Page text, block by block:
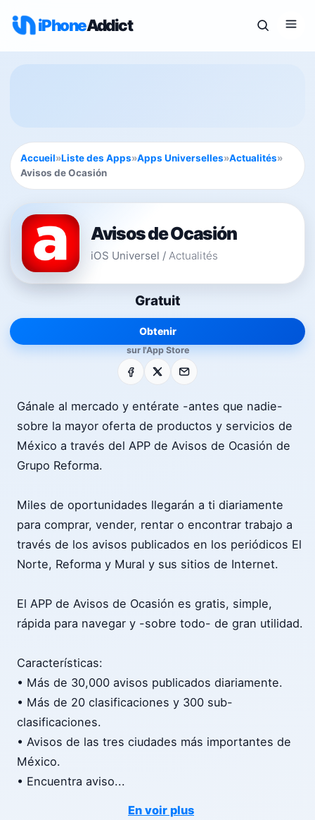
iPhoneAddict
Accueil»Liste des Apps»Apps Universelles»Actualités»
Avisos de Ocasión
Avisos de Ocasión
iOS Universel / Actualités
Gratuit
Obtenir
sur l'App Store
Facebook E-mail
Gánale al mercado y entérate -antes que nadie-
sobre la mayor oferta de productos y servicios de
México a través del APP de Avisos de Ocasión de
Grupo Reforma.
Miles de oportunidades llegarán a ti diariamente
para comprar, vender, rentar o encontrar trabajo a
través de los avisos publicados en los periódicos El
Norte, Reforma y Mural y sus sitios de Internet.
El APP de Avisos de Ocasión es gratis, simple,
rápida para navegar y -sobre todo- de gran utilidad.
Características:
• Más de 30,000 avisos publicados diariamente.
• Más de 20 clasificaciones y 300 sub-
clasificaciones.
• Avisos de las tres ciudades más importantes de
México.
• Encuentra aviso...
En voir plus